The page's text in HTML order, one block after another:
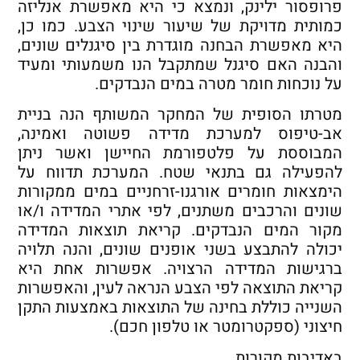
פרופסור ילינק, ונמצא כי היא מאפשרת אנליזה
כמותית מדויקת של שיעור שינוי הצבע. כמו כן,
היא מאפשרת הבחנה מוגדרת בין סיגנלים שונים,
והבנה האם סיגנל שמתקבל הנו משמעותי ומעיד
על נוכחות חומר מטרה במים הנבדקים.
מטרתו הסופית של המחקר המשותף הנה בניית
אב-טיפוס למערכת מדידה פשוטה ואמינה,
המבוססת על פלטפורמת החיישן ואשר ניתן
להפעילה גם בתנאי שטח. המערכת תדווח על
הימצאות חומרים אורגנו-זרחניים במים ממקורות
שונים והרכבים משתנים, לפי אתרי המדידה ו/או
מקור המים הנבדקים. קריאת תוצאות המדידה
יכולה להתבצע בשני אופנים שונים, והנה תלויה
ברגישות המדידה הרצויה. אפשרות אחת היא
קריאת התוצאה לפי הצבע הנראה לעין, והאפשרות
השנייה כוללת בחינה של התוצאות באמצעות התקן
חיצוני (ספקטרומטר או טלפון חכם).